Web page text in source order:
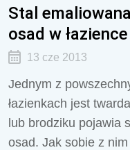
Stal
osad w łazience
13 cze 2013
Jednym z
łazienkach jest
lub brodziku pojawia
osad. Jak sobie z